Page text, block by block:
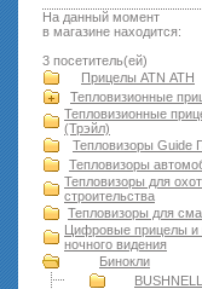
На данный момент
в магазине находится:
3 посетитель(ей)
Прицелы ATN АТН
Тепловизионные
Тепловизионные
(Трэйл)
Тепловизоры Guide
Тепловизоры
Тепловизоры для
строительства
Тепловизоры для
Цифровые прицелы и
ночного видения
Бинокли
BUSHNELL